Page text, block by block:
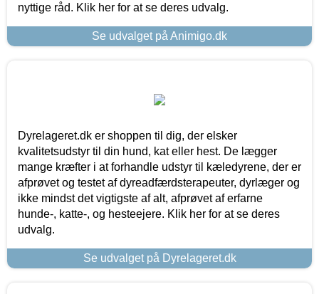
nyttige råd. Klik her for at se deres udvalg.
Se udvalget på Animigo.dk
Dyrelageret.dk er shoppen til dig, der elsker
kvalitetsudstyr til din hund, kat eller hest. De lægger
mange kræfter i at forhandle udstyr til kæledyrene, der er
afprøvet og testet af dyreadfærdsterapeuter, dyrlæger og
ikke mindst det vigtigste af alt, afprøvet af erfarne
hunde-, katte-, og hesteejere. Klik her for at se deres
udvalg.
Se udvalget på Dyrelageret.dk